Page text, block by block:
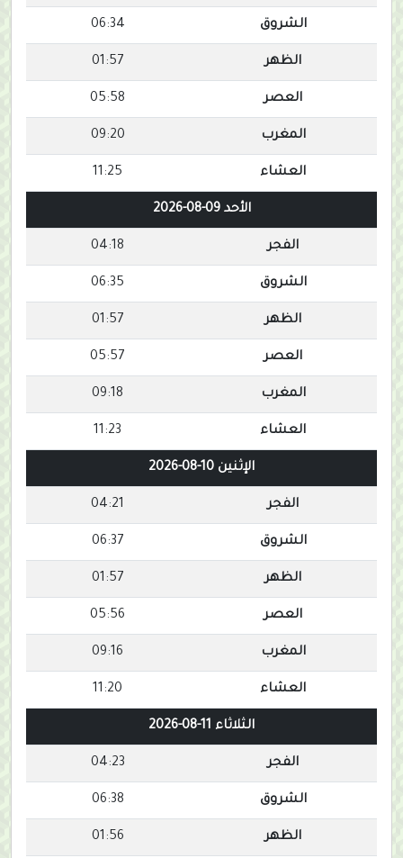
الشروق 06:34
الظهر 01:57
العصر 05:58
المغرب 09:20
العشاء 11:25
الأحد 09-08-2026
الفجر 04:18
الشروق 06:35
الظهر 01:57
العصر 05:57
المغرب 09:18
العشاء 11:23
الإثنين 10-08-2026
الفجر 04:21
الشروق 06:37
الظهر 01:57
العصر 05:56
المغرب 09:16
العشاء 11:20
الثلاثاء 11-08-2026
الفجر 04:23
الشروق 06:38
الظهر 01:56